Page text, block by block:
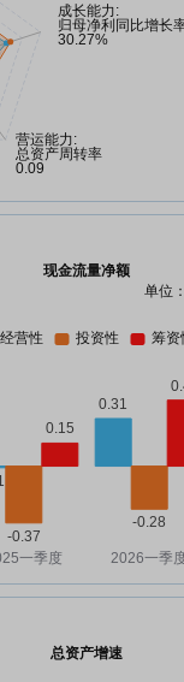
现金流量净额
单位
总资产增速